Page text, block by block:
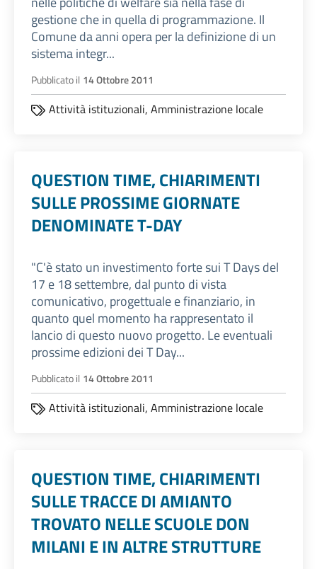
gestione che in quella di programmazione. Il
Comune da anni opera per la definizione di un
sistema integr...
Pubblicato il 14 Ottobre 2011
Attività istituzionali, Amministrazione locale
QUESTION TIME, CHIARIMENTI
SULLE PROSSIME GIORNATE
DENOMINATE T-DAY
"C'è stato un investimento forte sui T Days del
17 e 18 settembre, dal punto di vista
comunicativo, progettuale e finanziario, in
quanto quel momento ha rappresentato il
lancio di questo nuovo progetto. Le eventuali
prossime edizioni dei T Day...
Pubblicato il 14 Ottobre 2011
Attività istituzionali, Amministrazione locale
QUESTION TIME, CHIARIMENTI
SULLE TRACCE DI AMIANTO
TROVATO NELLE SCUOLE DON
MILANI E IN ALTRE STRUTTURE